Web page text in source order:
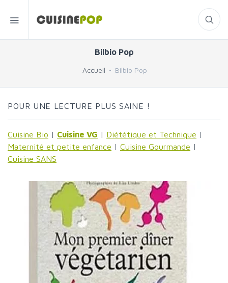
Bilbio Pop
Accueil Bilbio Pop
POUR UNE LECTURE PLUS SAINE !
Cuisine Bio | Cuisine VG | Diététique et Technique |
Maternité et petite enfance | Cuisine Gourmande |
Cuisine SANS